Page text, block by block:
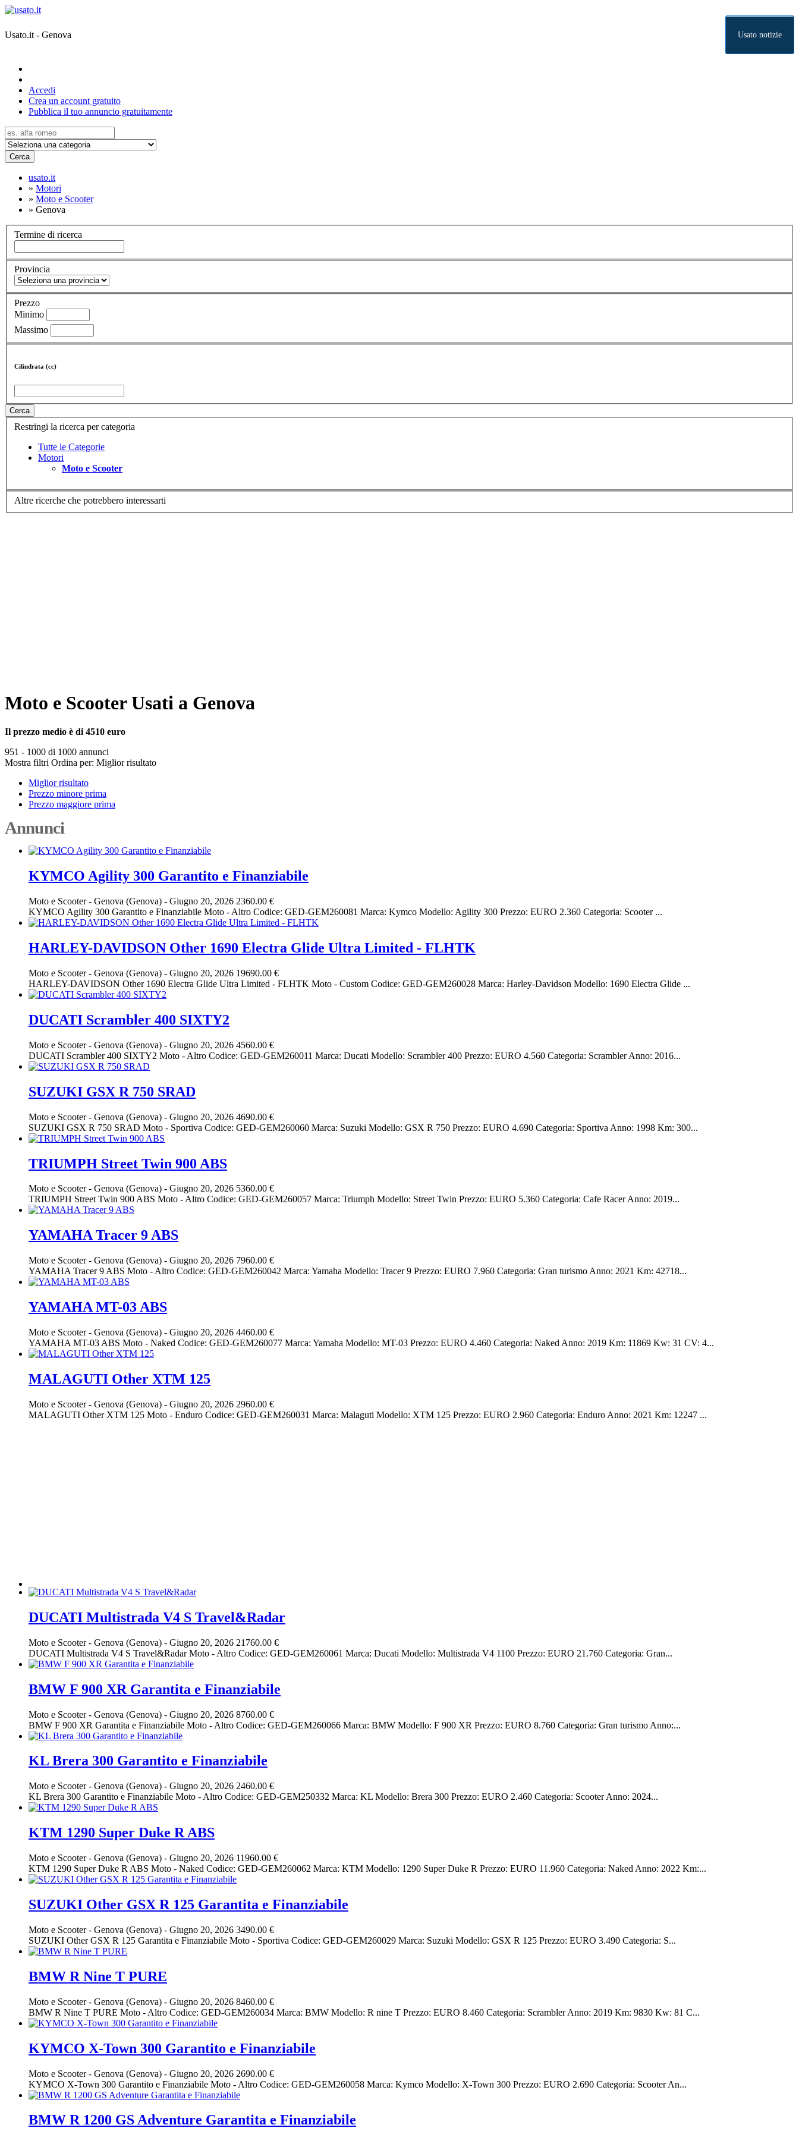
Usato.it - Genova Usato notizie
Accedi
Crea un account gratuito
Pubblica il tuo annuncio gratuitamente
Cerca
usato.it
» Motori
» Moto e Scooter
» Genova
Termine di ricerca
Provincia
Prezzo
Minimo
Massimo
Cilindrata (cc)
Cerca
Restringi la ricerca per categoria
Tutte le Categorie
Motori
Moto e Scooter
Altre ricerche che potrebbero interessarti
Moto e Scooter Usati a Genova
Il prezzo medio è di 4510 euro
951 - 1000 di 1000 annunci
Mostra filtri Ordina per: Miglior risultato
Miglior risultato
Prezzo minore prima
Prezzo maggiore prima
Annunci
KYMCO Agility 300 Garantito e Finanziabile
Moto e Scooter- Genova (Genova) - Giugno 20, 2026 2360.00 €
KYMCO Agility 300 Garantito e Finanziabile Moto - Altro Codice: GED-GEM260081 Marca: Kymco Modello: Agility 300 Prezzo: EURO 2.360 Categoria: Scooter ...
HARLEY-DAVIDSON Other 1690 Electra Glide Ultra Limited - FLHTK
Moto e Scooter- Genova (Genova) - Giugno 20, 2026 19690.00 €
HARLEY-DAVIDSON Other 1690 Electra Glide Ultra Limited - FLHTK Moto - Custom Codice: GED-GEM260028 Marca: Harley-Davidson Modello: 1690 Electra Glide ...
DUCATI Scrambler 400 SIXTY2
Moto e Scooter- Genova (Genova) - Giugno 20, 2026 4560.00 €
DUCATI Scrambler 400 SIXTY2 Moto - Altro Codice: GED-GEM260011 Marca: Ducati Modello: Scrambler 400 Prezzo: EURO 4.560 Categoria: Scrambler Anno: 2016...
SUZUKI GSX R 750 SRAD
Moto e Scooter- Genova (Genova) - Giugno 20, 2026 4690.00 €
SUZUKI GSX R 750 SRAD Moto - Sportiva Codice: GED-GEM260060 Marca: Suzuki Modello: GSX R 750 Prezzo: EURO 4.690 Categoria: Sportiva Anno: 1998 Km: 300...
TRIUMPH Street Twin 900 ABS
Moto e Scooter- Genova (Genova) - Giugno 20, 2026 5360.00 €
TRIUMPH Street Twin 900 ABS Moto - Altro Codice: GED-GEM260057 Marca: Triumph Modello: Street Twin Prezzo: EURO 5.360 Categoria: Cafe Racer Anno: 2019...
YAMAHA Tracer 9 ABS
Moto e Scooter- Genova (Genova) - Giugno 20, 2026 7960.00 €
YAMAHA Tracer 9 ABS Moto - Altro Codice: GED-GEM260042 Marca: Yamaha Modello: Tracer 9 Prezzo: EURO 7.960 Categoria: Gran turismo Anno: 2021 Km: 42718...
YAMAHA MT-03 ABS
Moto e Scooter- Genova (Genova) - Giugno 20, 2026 4460.00 €
YAMAHA MT-03 ABS Moto - Naked Codice: GED-GEM260077 Marca: Yamaha Modello: MT-03 Prezzo: EURO 4.460 Categoria: Naked Anno: 2019 Km: 11869 Kw: 31 CV: 4...
MALAGUTI Other XTM 125
Moto e Scooter- Genova (Genova) - Giugno 20, 2026 2960.00 €
MALAGUTI Other XTM 125 Moto - Enduro Codice: GED-GEM260031 Marca: Malaguti Modello: XTM 125 Prezzo: EURO 2.960 Categoria: Enduro Anno: 2021 Km: 12247 ...
DUCATI Multistrada V4 S Travel&Radar
Moto e Scooter- Genova (Genova) - Giugno 20, 2026 21760.00 €
DUCATI Multistrada V4 S Travel&Radar Moto - Altro Codice: GED-GEM260061 Marca: Ducati Modello: Multistrada V4 1100 Prezzo: EURO 21.760 Categoria: Gran...
BMW F 900 XR Garantita e Finanziabile
Moto e Scooter- Genova (Genova) - Giugno 20, 2026 8760.00 €
BMW F 900 XR Garantita e Finanziabile Moto - Altro Codice: GED-GEM260066 Marca: BMW Modello: F 900 XR Prezzo: EURO 8.760 Categoria: Gran turismo Anno:...
KL Brera 300 Garantito e Finanziabile
Moto e Scooter- Genova (Genova) - Giugno 20, 2026 2460.00 €
KL Brera 300 Garantito e Finanziabile Moto - Altro Codice: GED-GEM250332 Marca: KL Modello: Brera 300 Prezzo: EURO 2.460 Categoria: Scooter Anno: 2024...
KTM 1290 Super Duke R ABS
Moto e Scooter- Genova (Genova) - Giugno 20, 2026 11960.00 €
KTM 1290 Super Duke R ABS Moto - Naked Codice: GED-GEM260062 Marca: KTM Modello: 1290 Super Duke R Prezzo: EURO 11.960 Categoria: Naked Anno: 2022 Km:...
SUZUKI Other GSX R 125 Garantita e Finanziabile
Moto e Scooter- Genova (Genova) - Giugno 20, 2026 3490.00 €
SUZUKI Other GSX R 125 Garantita e Finanziabile Moto - Sportiva Codice: GED-GEM260029 Marca: Suzuki Modello: GSX R 125 Prezzo: EURO 3.490 Categoria: S...
BMW R Nine T PURE
Moto e Scooter- Genova (Genova) - Giugno 20, 2026 8460.00 €
BMW R Nine T PURE Moto - Altro Codice: GED-GEM260034 Marca: BMW Modello: R nine T Prezzo: EURO 8.460 Categoria: Scrambler Anno: 2019 Km: 9830 Kw: 81 C...
KYMCO X-Town 300 Garantito e Finanziabile
Moto e Scooter- Genova (Genova) - Giugno 20, 2026 2690.00 €
KYMCO X-Town 300 Garantito e Finanziabile Moto - Altro Codice: GED-GEM260058 Marca: Kymco Modello: X-Town 300 Prezzo: EURO 2.690 Categoria: Scooter An...
BMW R 1200 GS Adventure Garantita e Finanziabile